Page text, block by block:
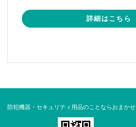
詳細はこちら
防犯機器・セキュリティ用品のことならおまかせ